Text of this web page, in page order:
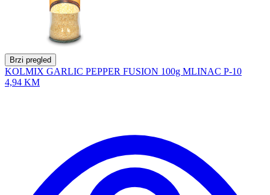
Brzi pregled
KOLMIX GARLIC PEPPER FUSION 100g MLINAC P-10
4,94 KM